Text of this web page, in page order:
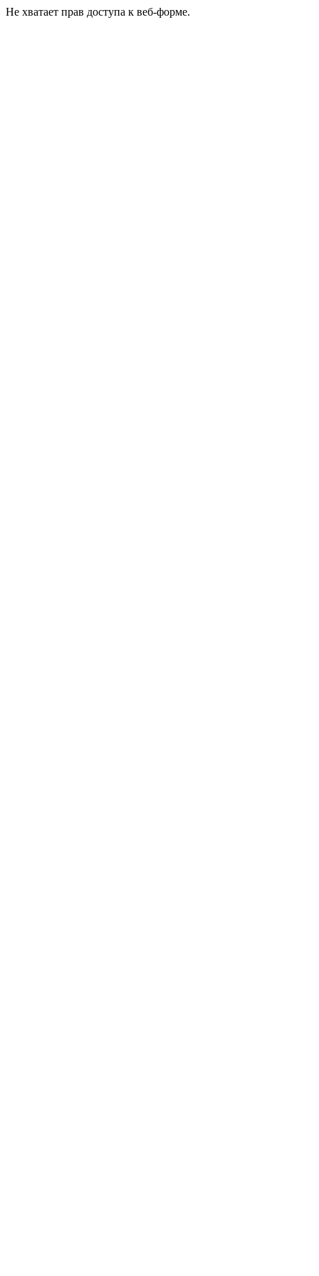
Не хватает прав доступа к веб-форме.